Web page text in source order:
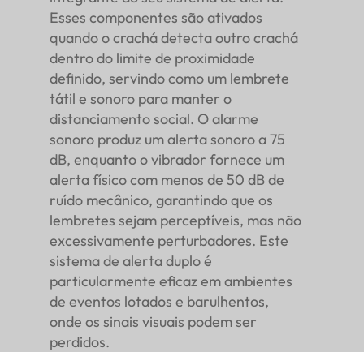
Esses componentes são ativados
quando o crachá detecta outro crachá
dentro do limite de proximidade
definido, servindo como um lembrete
tátil e sonoro para manter o
distanciamento social. O alarme
sonoro produz um alerta sonoro a 75
dB, enquanto o vibrador fornece um
alerta físico com menos de 50 dB de
ruído mecânico, garantindo que os
lembretes sejam perceptíveis, mas não
excessivamente perturbadores. Este
sistema de alerta duplo é
particularmente eficaz em ambientes
de eventos lotados e barulhentos,
onde os sinais visuais podem ser
perdidos.